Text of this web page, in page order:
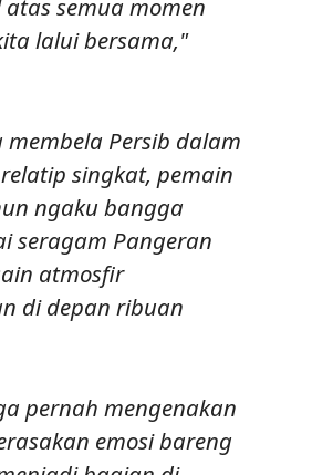
semua momen
lalui bersama,"
membela Persib dalam
singkat, pemain
ngaku bangga
seragam Pangeran
atmosfir
di depan ribuan
pernah mengenakan
emosi bareng